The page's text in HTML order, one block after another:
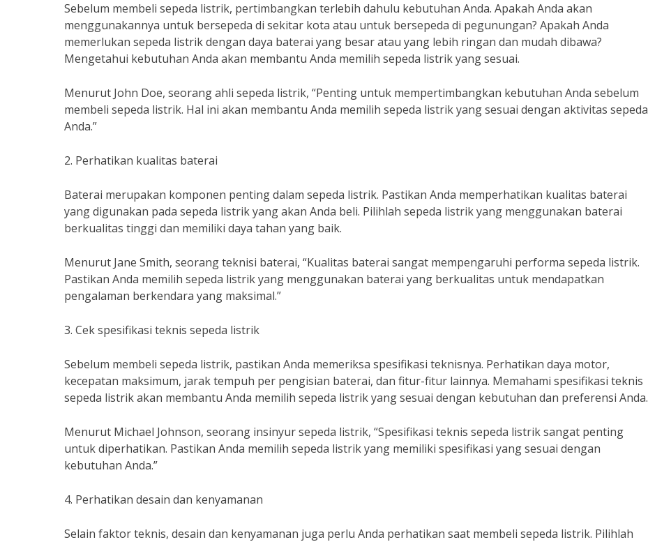
Sebelum membeli sepeda listrik, pertimbangkan terlebih dahulu kebutuhan Anda. Apakah Anda akan
menggunakannya untuk bersepeda di sekitar kota atau untuk bersepeda di pegunungan? Apakah Anda
memerlukan sepeda listrik dengan daya baterai yang besar atau yang lebih ringan dan mudah dibawa?
Mengetahui kebutuhan Anda akan membantu Anda memilih sepeda listrik yang sesuai.
Menurut John Doe, seorang ahli sepeda listrik, “Penting untuk mempertimbangkan kebutuhan Anda sebelum
membeli sepeda listrik. Hal ini akan membantu Anda memilih sepeda listrik yang sesuai dengan aktivitas sepeda
Anda.”
2. Perhatikan kualitas baterai
Baterai merupakan komponen penting dalam sepeda listrik. Pastikan Anda memperhatikan kualitas baterai
yang digunakan pada sepeda listrik yang akan Anda beli. Pilihlah sepeda listrik yang menggunakan baterai
berkualitas tinggi dan memiliki daya tahan yang baik.
Menurut Jane Smith, seorang teknisi baterai, “Kualitas baterai sangat mempengaruhi performa sepeda listrik.
Pastikan Anda memilih sepeda listrik yang menggunakan baterai yang berkualitas untuk mendapatkan
pengalaman berkendara yang maksimal.”
3. Cek spesifikasi teknis sepeda listrik
Sebelum membeli sepeda listrik, pastikan Anda memeriksa spesifikasi teknisnya. Perhatikan daya motor,
kecepatan maksimum, jarak tempuh per pengisian baterai, dan fitur-fitur lainnya. Memahami spesifikasi teknis
sepeda listrik akan membantu Anda memilih sepeda listrik yang sesuai dengan kebutuhan dan preferensi Anda.
Menurut Michael Johnson, seorang insinyur sepeda listrik, “Spesifikasi teknis sepeda listrik sangat penting
untuk diperhatikan. Pastikan Anda memilih sepeda listrik yang memiliki spesifikasi yang sesuai dengan
kebutuhan Anda.”
4. Perhatikan desain dan kenyamanan
Selain faktor teknis, desain dan kenyamanan juga perlu Anda perhatikan saat membeli sepeda listrik. Pilihlah